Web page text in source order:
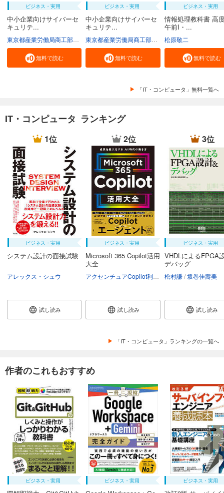
ビジネス・実用
中小企業向けサイバーセ
キュリテ...
無料で読む
ビジネス・実用
中小企業向けサイバーセ
キュリテ...
無料で読む
ビジネス・実用
情報処理教科書 高
午前I・...
松原敬二
無料で読む
「IT・コンピュータ」無料一覧へ
IT・コンピュータ ランキング
1位
ビジネス・実用
システム設計の面接試験
アレックス・シュウ
試し読み
2位
ビジネス・実用
Microsoft 365 Copilot活用
大全
試し読み
3位
ビジネス・実用
VHDLによるFPGA
デバッグ
松村謙 坂巻佳壽美
試し読み
「IT・コンピュータ」ランキングの一覧へ
作者のこれもおすすめ
ビジネス・実用 ビジネス・実用 ビジネス・実用